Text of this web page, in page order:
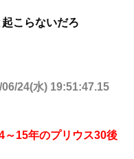
こらないだろ
24(水) 19:51:47.15
～15年のプリウス30後